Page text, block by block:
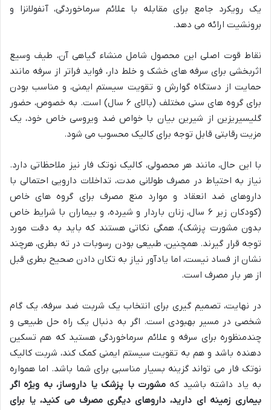
یک رویکرد جامع برای مقابله با علائم سرماخوردگی، آنفولانزا و
برونشیت ارائه می دهد.
نقاط قوت اصلی این محصول شامل منشاء گیاهی آن، طیف وسیع
اثربخشی برای سرفه های خشک و خلط دار، فواید فراتر از سرفه مانند
حمایت از دستگاه گوارش و تقویت سیستم ایمنی، و مناسب بودن
برای گروه های سنی مختلف (بالای ۶ سال) است. به خصوص، حضور
گلیسیریزین از شیرین بیان با خواص ضد ویروسی خاص خود، یک
مزیت رقابتی قابل توجه برای کالیک محسوب می شود.
با این حال، مانند هر محصولی، کالیک نوتک فار نیز ملاحظاتی دارد.
نیاز به احتیاط در مصرف طولانی مدت، تداخلات دارویی احتمالی با
داروهای ضد انعقاد و موارد منع مصرف برای گروه های خاص
(کودکان زیر ۶ سال، زنان باردار و شیرده، و بیماران با شرایط خاص
بدون مشورت پزشک)، همگی نکاتی هستند که باید به دقت مورد
توجه قرار گیرند. همچنین، طبیعی بودن رسوبات در ته بطری، هرچند
نشان از فساد نیست، اما یادآور نیاز به تکان دادن صحیح بطری قبل
از هر بار مصرف است.
در نهایت، تصمیم گیری برای انتخاب یک شربت ضد سرفه، یک گام
شخصی در مسیر بهبودی است. اگر به دنبال یک راه حل طبیعی و
چندمنظوره برای سرفه و علائم سرماخوردگی هستید که هم تسکین
دهنده باشد و هم به تقویت سیستم ایمنی کمک کند، شربت کالیک
نوتک فار می تواند گزینه بسیار مناسبی برای شما باشد. اما همواره
به یاد داشته باشید کهمشورت با پزشک یا داروساز، به ویژه اگر
بیماری زمینه ای دارید، داروهای دیگری مصرف می کنید، یا برای